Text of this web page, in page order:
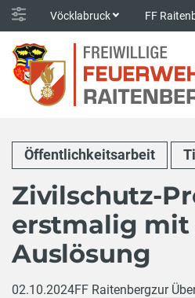
Vöcklabruck FF
Öffentlichkeitsarbeit
Zivilschutz-
erstmalig mit
Auslösung
02.10.2024FF Raitenbergzur